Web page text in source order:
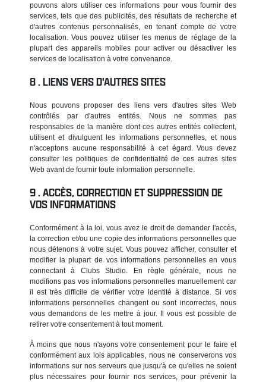
pouvons alors utiliser ces informations pour vous fournir des
services, tels que des publicités, des résultats de recherche et
d'autres contenus personnalisés, en tenant compte de votre
localisation. Vous pouvez utiliser les menus de réglage de la
plupart des appareils mobiles pour activer ou désactiver les
services de localisation à votre convenance.
LIENS VERS D'AUTRES SITES
Nous pouvons proposer des liens vers d'autres sites Web
contrôlés par d'autres entités. Nous ne sommes pas
responsables de la manière dont ces autres entités collectent,
utilisent et divulguent les informations personnelles, et nous
n'acceptons aucune responsabilité à cet égard. Vous devez
consulter les politiques de confidentialité de ces autres sites
Web avant de fournir toute information personnelle.
ACCÈS, CORRECTION ET SUPPRESSION DE
VOS INFORMATIONS
Conformément à la loi, vous avez le droit de demander l'accès,
la correction et/ou une copie des informations personnelles que
nous détenons à votre sujet. Vous pouvez afficher, consulter et
modifier la plupart de vos informations personnelles en vous
connectant à Clubs Studio. En règle générale, nous ne
modifions pas vos informations personnelles manuellement car
il est très difficile de vérifier votre identité à distance. Si vos
informations personnelles changent ou sont incorrectes, nous
vous demandons de les mettre à jour. Il vous est possible de
retirer votre consentement à tout moment.
À moins que nous n'ayons votre consentement pour le faire et
conformément aux lois applicables, nous ne conserverons vos
informations sur nos serveurs que jusqu'à ce qu'elles ne soient
plus nécessaires pour fournir nos services, pour prévenir la